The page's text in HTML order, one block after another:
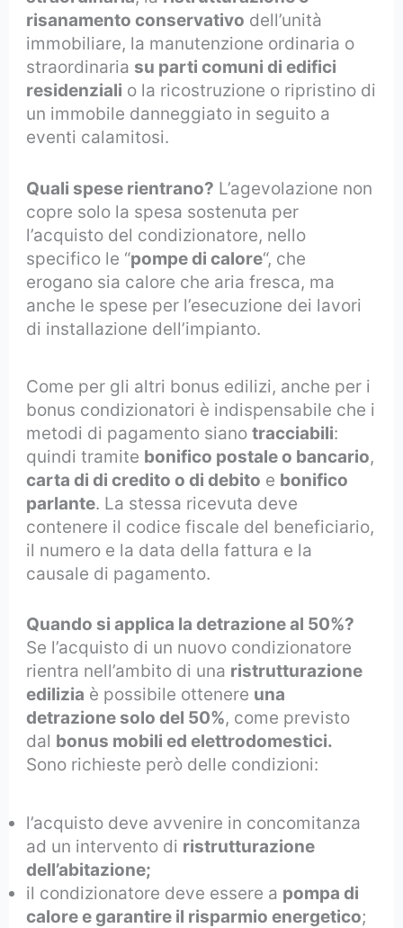
risanamento conservativo dell’unità
immobiliare, la manutenzione ordinaria o
straordinaria su parti comuni di edifici
residenziali o la ricostruzione o ripristino di
un immobile danneggiato in seguito a
eventi calamitosi.
Quali spese rientrano? L’agevolazione non
copre solo la spesa sostenuta per
l’acquisto del condizionatore, nello
specifico le “pompe di calore“, che
erogano sia calore che aria fresca, ma
anche le spese per l’esecuzione dei lavori
di installazione dell’impianto.
Come per gli altri bonus edilizi, anche per i
bonus condizionatori è indispensabile che i
metodi di pagamento sianotracciabili:
quindi tramite bonifico postale o bancario,
carta di di credito o di debito e bonifico
parlante. La stessa ricevuta deve
contenere il codice fiscale del beneficiario,
il numero e la data della fattura e la
causale di pagamento.
Quando si applica la detrazione al 50%?
Se l’acquisto di un nuovo condizionatore
rientra nell’ambito di una ristrutturazione
edilizia è possibile ottenere una
detrazione solo del 50%, come previsto
dal bonus mobili ed elettrodomestici.
Sono richieste però delle condizioni:
l’acquisto deve avvenire in concomitanza
ad un intervento di ristrutturazione
dell’abitazione;
il condizionatore deve essere a pompa di
calore e garantire il risparmio energetico;